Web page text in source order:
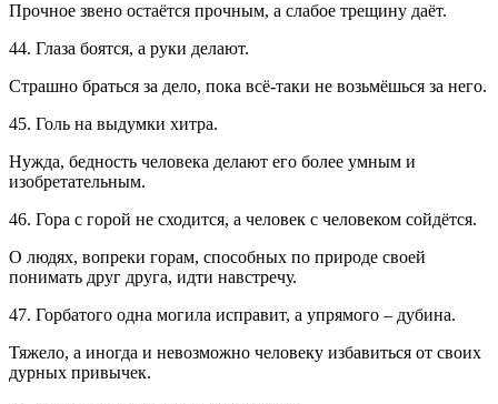
Прочное звено остаётся прочным, а слабое трещину даёт.
44. Глаза боятся, а руки делают.
Страшно браться за дело, пока всё-таки не возьмёшься за него.
45. Голь на выдумки хитра.
Нужда, бедность человека делают его более умным и
изобретательным.
46. Гора с горой не сходится, а человек с человеком сойдётся.
О людях, вопреки горам, способных по природе своей
понимать друг друга, идти навстречу.
47. Горбатого одна могила исправит, а упрямого – дубина.
Тяжело, а иногда и невозможно человеку избавиться от своих
дурных привычек.